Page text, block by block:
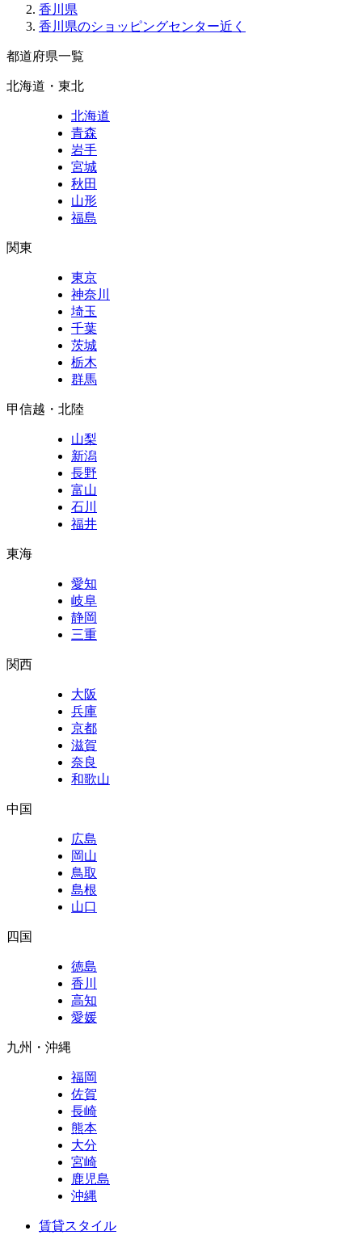
香川県
香川県のショッピングセンター近く
都道府県一覧
北海道・東北
北海道
青森
岩手
宮城
秋田
山形
福島
関東
東京
神奈川
埼玉
千葉
茨城
栃木
群馬
甲信越・北陸
山梨
新潟
長野
富山
石川
福井
東海
愛知
岐阜
静岡
三重
関西
大阪
兵庫
京都
滋賀
奈良
和歌山
中国
広島
岡山
鳥取
島根
山口
四国
徳島
香川
高知
愛媛
九州・沖縄
福岡
佐賀
長崎
熊本
大分
宮崎
鹿児島
沖縄
賃貸スタイル